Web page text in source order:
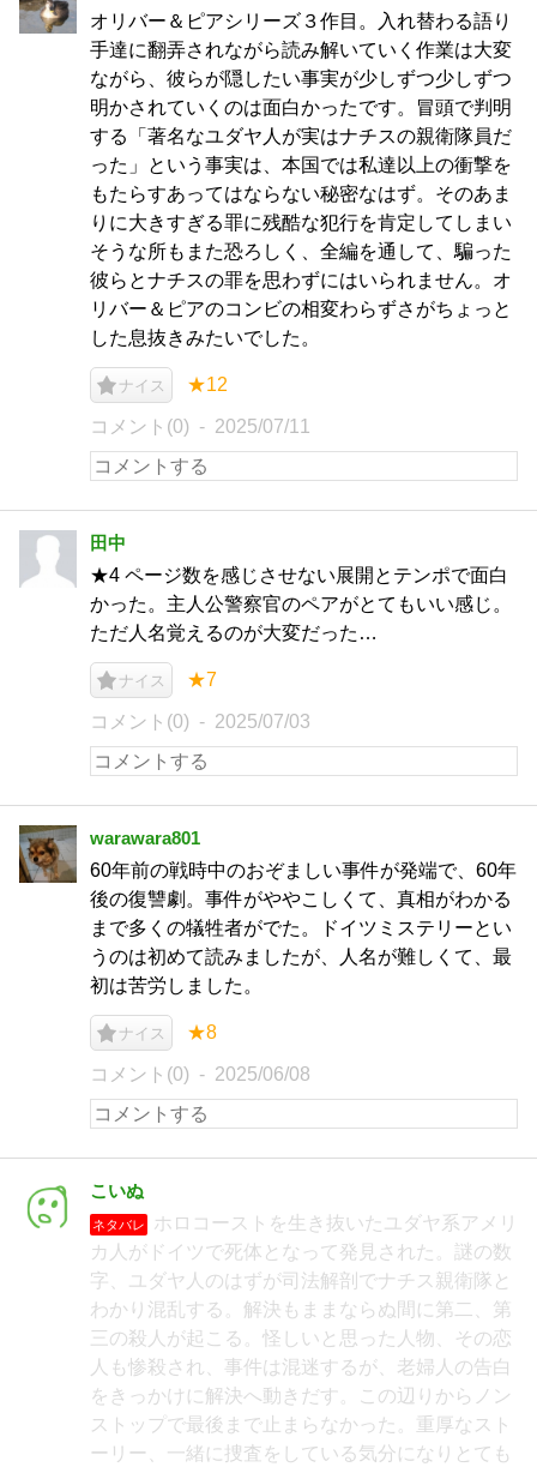
オリバー＆ピアシリーズ３作目。入れ替わる語り
手達に翻弄されながら読み解いていく作業は大変
ながら、彼らが隠したい事実が少しずつ少しずつ
明かされていくのは面白かったです。冒頭で判明
する「著名なユダヤ人が実はナチスの親衛隊員だ
った」という事実は、本国では私達以上の衝撃を
もたらすあってはならない秘密なはず。そのあま
りに大きすぎる罪に残酷な犯行を肯定してしまい
そうな所もまた恐ろしく、全編を通して、騙った
彼らとナチスの罪を思わずにはいられません。オ
リバー＆ピアのコンビの相変わらずさがちょっと
した息抜きみたいでした。
ナイス ★12
コメント(0) 2025/07/11
田中
★4 ページ数を感じさせない展開とテンポで面白
かった。主人公警察官のペアがとてもいい感じ。
ただ人名覚えるのが大変だった…
ナイス ★7
コメント(0) 2025/07/03
warawara801
60年前の戦時中のおぞましい事件が発端で、60年
後の復讐劇。事件がややこしくて、真相がわかる
まで多くの犠牲者がでた。ドイツミステリーとい
うのは初めて読みましたが、人名が難しくて、最
初は苦労しました。
ナイス ★8
コメント(0) 2025/06/08
こいぬ
ネタバレ
ホロコーストを生き抜いたユダヤ系アメリ
カ人がドイツで死体となって発見された。謎の数
字、ユダヤ人のはずが司法解剖でナチス親衛隊と
わかり混乱する。解決もままならぬ間に第二、第
三の殺人が起こる。怪しいと思った人物、その恋
人も惨殺され、事件は混迷するが、老婦人の告白
をきっかけに解決へ動きだす。この辺りからノン
ストップで最後まで止まらなかった。重厚なスト
ーリー、一緒に捜査をしている気分になりとても